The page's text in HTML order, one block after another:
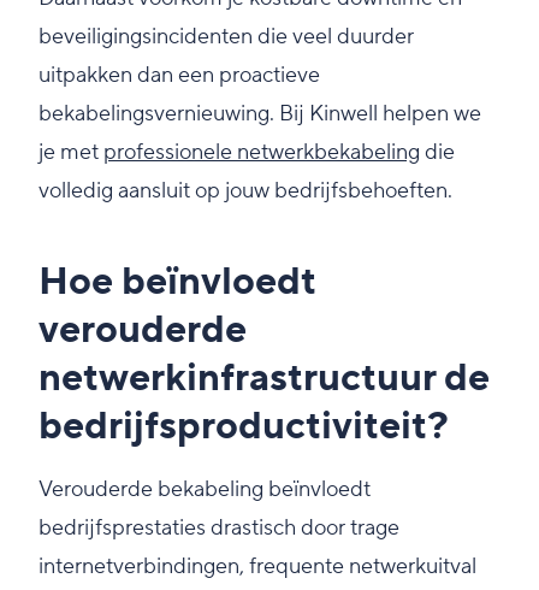
beveiligingsincidenten die veel duurder
uitpakken dan een proactieve
bekabelingsvernieuwing. Bij Kinwell helpen we
je met professionele netwerkbekabeling die
volledig aansluit op jouw bedrijfsbehoeften.
Hoe beïnvloedt
verouderde
netwerkinfrastructuur de
bedrijfsproductiviteit?
Verouderde bekabeling beïnvloedt
bedrijfsprestaties drastisch door trage
internetverbindingen, frequente netwerkuitval